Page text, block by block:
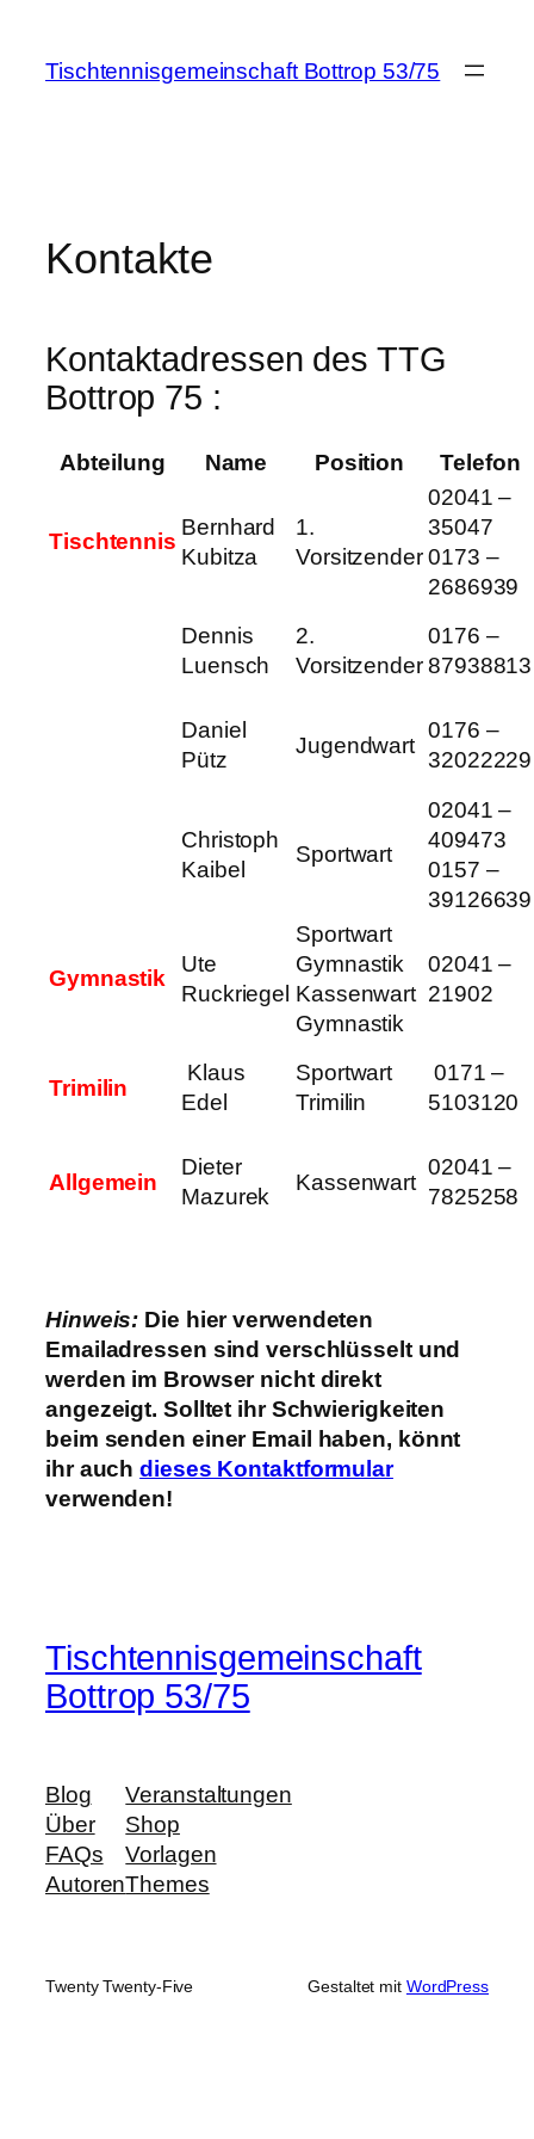
springen
Tischtennisgemeinschaft Bottrop 53/75
Kontakte
Kontaktadressen des TTG
Bottrop 75 :
Abteilung Name Position Telefon
Tischtennis
Bernhard
Kubitza
1.
Vorsitzender
02041 –
35047
0173 –
2686939
Dennis
Luensch
2.
Vorsitzender
0176 –
87938813
Daniel
Pütz
Jugendwart
0176 –
32022229
Christoph
Kaibel
Sportwart
02041 –
409473
0157 –
39126639
Gymnastik
Ute
Ruckriegel
Sportwart
Gymnastik
Kassenwart
Gymnastik
02041 –
21902
Trimilin
Klaus
Edel
Sportwart
Trimilin
0171 –
5103120
Allgemein
Dieter
Mazurek
Kassenwart
02041 –
7825258
Hinweis: Die hier verwendeten
Emailadressen sind verschlüsselt und
werden im Browser nicht direkt
angezeigt. Solltet ihr Schwierigkeiten
beim senden einer Email haben, könnt
ihr auchdieses Kontaktformular
verwenden!
Tischtennisgemeinschaft
Bottrop 53/75
Blog
Über
FAQs
Autoren
Veranstaltungen
Shop
Vorlagen
Themes
Twenty Twenty-Five Gestaltet mit WordPress